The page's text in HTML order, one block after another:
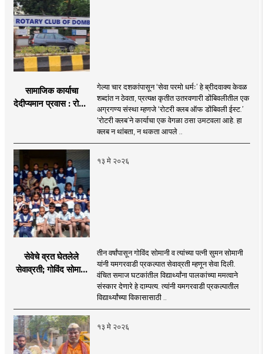
सामाजिक कार्याचा
देदीप्यमान प्रवास : रोटरी
गेल्या चार दशकांपासून ‘सेवा परमो धर्मः’ हे ब्रीदवाक्य केवळ
शब्दांत न ठेवता, प्रत्यक्ष कृतीत उतरवणारी डोंबिवलीतील एक
अग्रगण्य संस्था म्हणजे ‘रोटरी क्लब ऑफ डोंबिवली ईस्ट.’
‘रोटरी क्लब’ने कार्याचा एक वेगळा ठसा उमटवला आहे. हा
क्लब न थांबता, न थकता आपले ..
१३ मे २०२६
सेवेचे व्रत घेतलेले
सेवाव्रती; गोविंद सोमानी
तीन वर्षांपासून गोविंद सोमानी व त्यांच्या पत्नी सुमन सोमानी
यांनी यमगरवाडी प्रकल्पात सेवाव्रती म्हणून सेवा दिली.
वंचित समाज घटकांतील विद्यार्थ्यांना पालकांच्या ममत्वाने
संस्कार देणारे हे दाम्पत्य. त्यांनी यमगरवाडी प्रकल्पातील
विद्यार्थ्यांच्या विकासासाठी ..
१३ मे २०२६